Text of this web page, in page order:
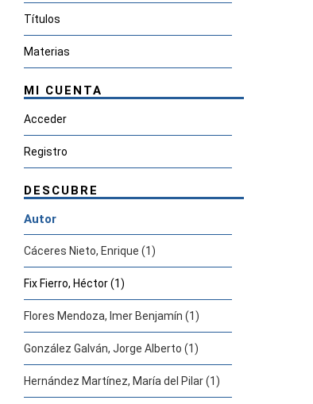
Títulos
Materias
MI CUENTA
Acceder
Registro
DESCUBRE
Autor
Cáceres Nieto, Enrique (1)
Fix Fierro, Héctor (1)
Flores Mendoza, Imer Benjamín (1)
González Galván, Jorge Alberto (1)
Hernández Martínez, María del Pilar (1)